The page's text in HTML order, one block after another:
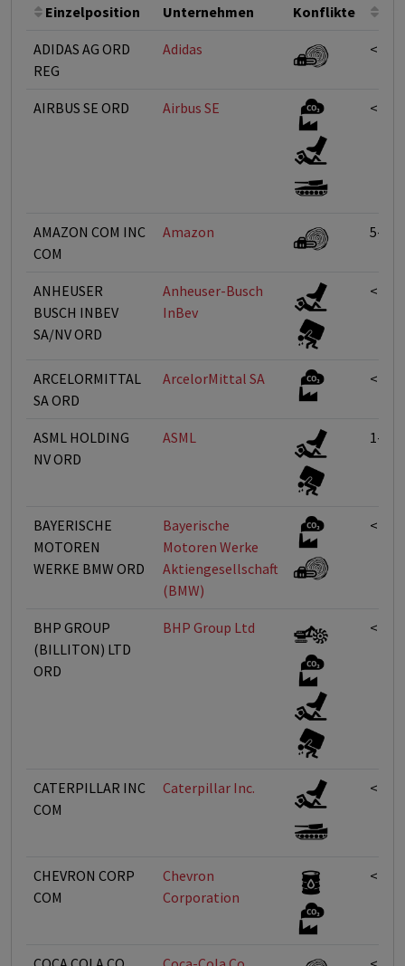
Einzelposition Unternehmen Konflikte
ADIDAS AG ORD
REG
Adidas <1%
AIRBUS SE ORD Airbus SE <1%
AMAZON COM INC
COM
Amazon 5-
ANHEUSER
BUSCH INBEV
SA/NV ORD
Anheuser-Busch
InBev
<1%
ARCELORMITTAL
SA ORD
ArcelorMittal SA <1%
ASML HOLDING
NV ORD
ASML 1-5%
BAYERISCHE
MOTOREN
WERKE BMW ORD
Bayerische
Motoren Werke
Aktiengesellschaft
(BMW)
<1%
BHP GROUP
(BILLITON) LTD
ORD
BHP Group Ltd <1%
CATERPILLAR INC
COM
Caterpillar Inc. <1%
CHEVRON CORP
COM
Chevron
Corporation
<1%